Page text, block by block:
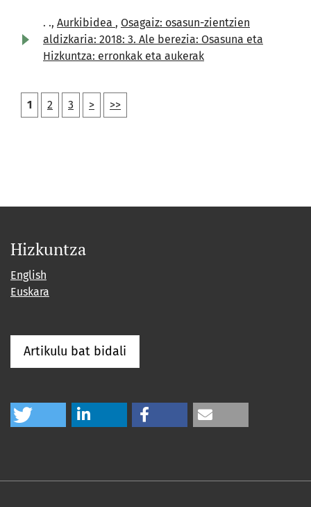
. ., Aurkibidea , Osagaiz: osasun-zientzien
aldizkaria: 2018: 3. Ale berezia: Osasuna eta
Hizkuntza: erronkak eta aukerak
1 2 3 > >>
Hizkuntza
English
Euskara
Artikulu bat bidali